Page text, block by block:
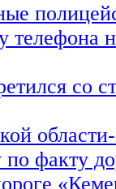
со
по факту